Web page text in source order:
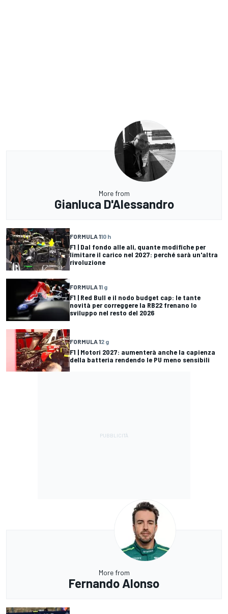
More from
Gianluca D'Alessandro
FORMULA 110 h
F1 | Dal fondo alle ali, quante modifiche per
limitare il carico nel 2027: perché sarà un'altra
rivoluzione
FORMULA 11 g
F1 | Red Bull e il nodo budget cap: le tante
novità per correggere la RB22 frenano lo
sviluppo nel resto del 2026
FORMULA 12 g
F1 | Motori 2027: aumenterà anche la capienza
della batteria rendendo le PU meno sensibili
More from
Fernando Alonso